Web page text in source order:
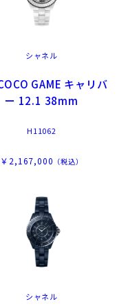
シャネル
GAME キャリバ
ー 12.1 38mm
H11062
￥2,167,000 （税込）
シャネル